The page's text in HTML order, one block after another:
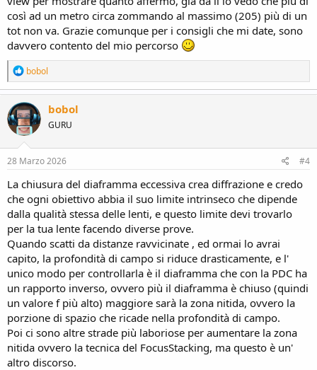
così ad un metro circa zommando al massimo (205) più di un
tot non va. Grazie comunque per i consigli che mi date, sono
davvero contento del mio percorso
R
e
a
c
t
i
o
n
s
bobol
bobol
GURU
28 Marzo 2026 #4
La chiusura del diaframma eccessiva crea diffrazione e credo
che ogni obiettivo abbia il suo limite intrinseco che dipende
dalla qualità stessa delle lenti, e questo limite devi trovarlo
per la tua lente facendo diverse prove.
Quando scatti da distanze ravvicinate , ed ormai lo avrai
capito, la profondità di campo si riduce drasticamente, e l'
unico modo per controllarla è il diaframma che con la PDC ha
un rapporto inverso, ovvero più il diaframma è chiuso (quindi
un valore f più alto) maggiore sarà la zona nitida, ovvero la
porzione di spazio che ricade nella profondità di campo.
Poi ci sono altre strade più laboriose per aumentare la zona
nitida ovvero la tecnica del FocusStacking, ma questo è un'
altro discorso.